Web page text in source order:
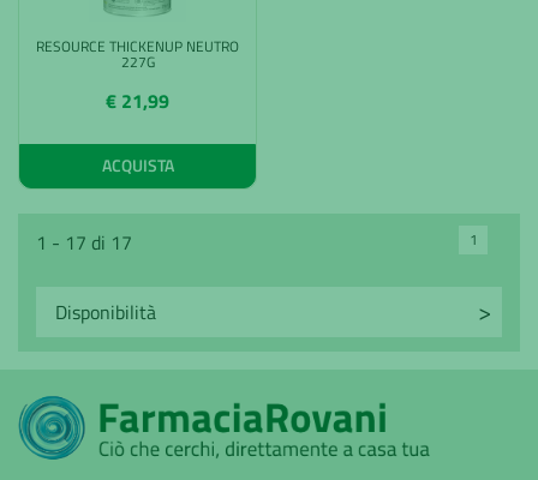
RESOURCE THICKENUP NEUTRO
227G
€ 21,99
ACQUISTA
1 - 17 di 17 1